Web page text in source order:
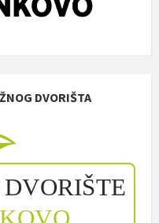
DVORIŠTA